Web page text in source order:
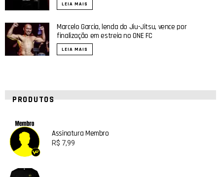
LEIA MAIS
Marcelo Garcia, lenda do Jiu-Jitsu, vence por
finalização em estreia no ONE FC
LEIA MAIS
PRODUTOS
Assinatura Membro
R$ 7,99